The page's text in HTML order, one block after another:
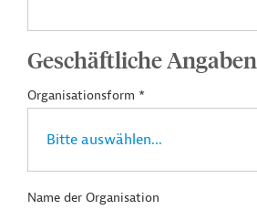
Geschäftliche Angaben
Organisationsform *
Name der Organisation